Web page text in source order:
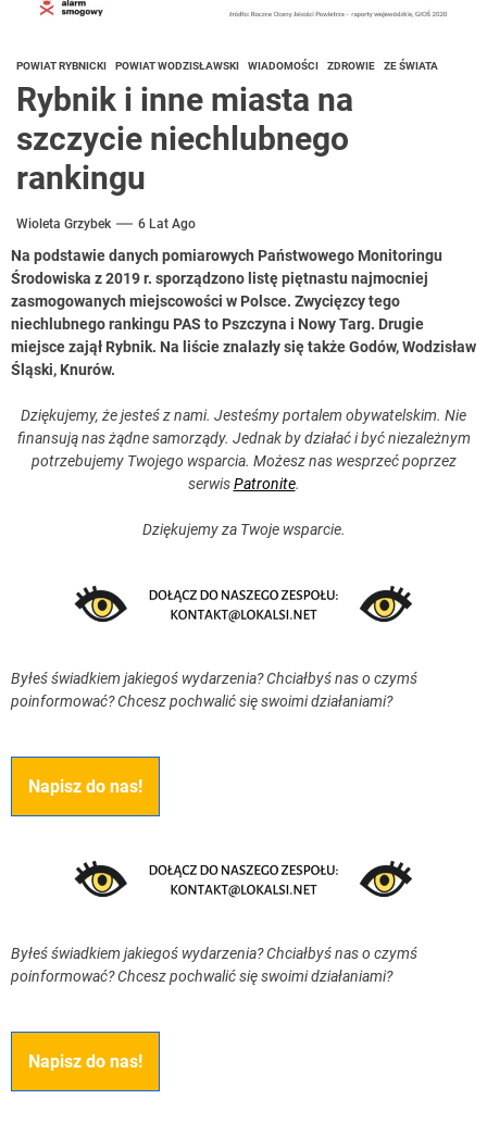
POWIAT RYBNICKI POWIAT WODZISŁAWSKI WIADOMOŚCI ZDROWIE ZE ŚWIATA
Rybnik i inne miasta na
szczycie niechlubnego
rankingu
Wioleta Grzybek 6 Lat Ago
Na podstawie danych pomiarowych Państwowego Monitoringu
Środowiska z 2019 r. sporządzono listę piętnastu najmocniej
zasmogowanych miejscowości w Polsce. Zwycięzcy tego
niechlubnego rankingu PAS to Pszczyna i Nowy Targ. Drugie
miejsce zajął Rybnik. Na liście znalazły się także Godów, Wodzisław
Śląski, Knurów.
Dziękujemy, że jesteś z nami. Jesteśmy portalem obywatelskim. Nie
finansują nas żądne samorządy. Jednak by działać i być niezależnym
potrzebujemy Twojego wsparcia. Możesz nas wesprzeć poprzez
serwisPatronite.
Dziękujemy za Twoje wsparcie.
Byłeś świadkiem jakiegoś wydarzenia? Chciałbyś nas o czymś
poinformować? Chcesz pochwalić się swoimi działaniami?
Napisz do nas!
Byłeś świadkiem jakiegoś wydarzenia? Chciałbyś nas o czymś
poinformować? Chcesz pochwalić się swoimi działaniami?
Napisz do nas!